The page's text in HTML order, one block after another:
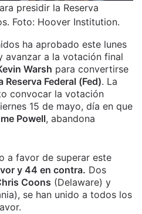
presidir la Reserva
Foto: Hoover Institution.
ha aprobado este lunes
avanzar a la votación final
Warsh para convertirse
Federal (Fed). La
convocar la votación
15 de mayo, día en que
Powell, abandona
a favor de superar este
y 44 en contra. Dos
Coons (Delaware) y
se han unido a todos los